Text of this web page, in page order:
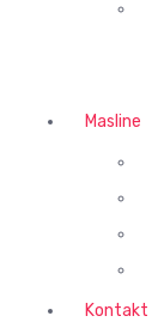
Masline
Kontakt